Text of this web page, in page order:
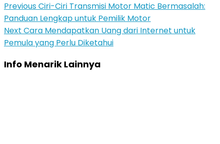
PreviousCiri-Ciri Transmisi Motor Matic Bermasalah:
Panduan Lengkap untuk Pemilik Motor
Next Cara Mendapatkan Uang dari Internet untuk
Pemula yang Perlu Diketahui
Info Menarik Lainnya